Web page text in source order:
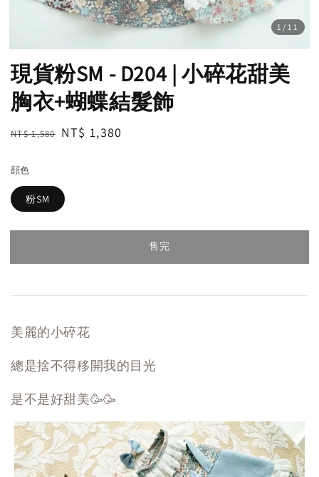
1 /11
現貨粉SM - D204 | 小碎花甜美
胸衣+蝴蝶結髮飾
Regular
NT$ 1,580 Sale
NT$ 1,380
顔色
粉SM
售完
美麗的小碎花
總是捨不得移開我的目光
是不是好甜美🥳🥳